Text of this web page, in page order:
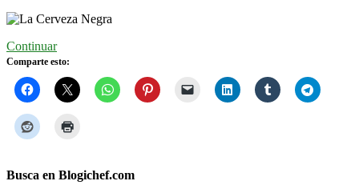
Continuar
Comparte esto:
Busca en Blogichef.com